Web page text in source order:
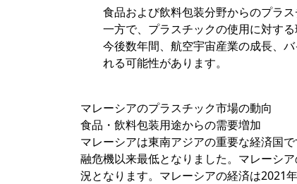
食品および飲料包装分野からのプラ
一方で、プラスチックの使用に対す
今後数年間、航空宇宙産業の成長、
れる可能性があります。
マレーシアのプラスチック市場の動向
食品・飲料包装用途からの需要増加
マレーシアは東南アジアの重要な経済国
融危機以来最低となりました。マレーシ
況となります。マレーシアの経済は2021